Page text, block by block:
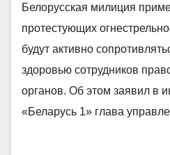
Белорусская милиция
протестующих
будут активно
здоровью сотрудников
органов. Об этом заявил в
«Беларусь 1» глава